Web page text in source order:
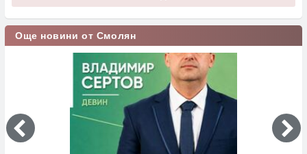
Още новини от Смолян